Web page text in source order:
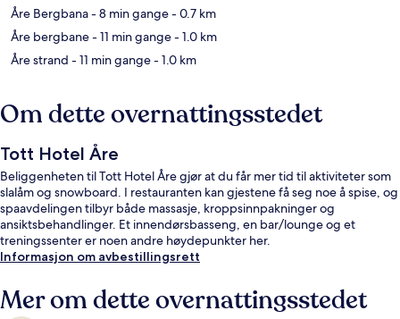
Åre Bergbana- 8 min gange- 0.7 km
Åre bergbane- 11 min gange- 1.0 km
Åre strand - 11 min gange- 1.0 km
Om dette overnattingsstedet
Tott Hotel Åre
Beliggenheten til Tott Hotel Åre gjør at du får mer tid til aktiviteter som
slalåm og snowboard. I restauranten kan gjestene få seg noe å spise, og
spaavdelingen tilbyr både massasje, kroppsinnpakninger og
ansiktsbehandlinger. Et innendørsbasseng, en bar/lounge og et
treningssenter er noen andre høydepunkter her.
Informasjon om avbestillingsrett
Mer om dette overnattingsstedet